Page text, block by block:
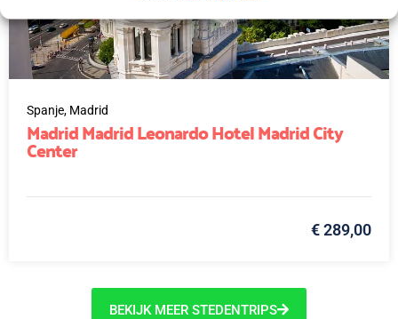
Spanje, Madrid
Madrid Madrid Leonardo Hotel Madrid City
Center
€ 289,00
BEKIJK MEER STEDENTRIPS